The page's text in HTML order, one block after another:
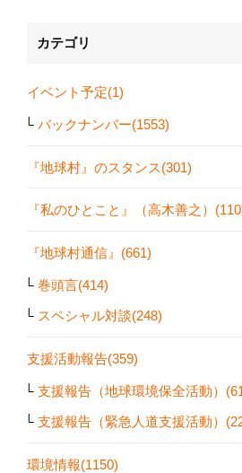
カテゴリ
イベント予定(1)
バックナンバー(1553)
『地球村』のスタンス(301)
『私のひとこと』（高木善之）
『地球村通信』(661)
巻頭言(414)
スペシャル対談(248)
支援活動報告(359)
支援報告（地球環境保全活動）
支援報告（緊急人道支援活動）
環境情報(1150)